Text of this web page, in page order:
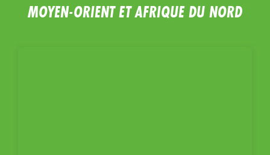
MOYEN-ORIENT ET AFRIQUE DU NORD